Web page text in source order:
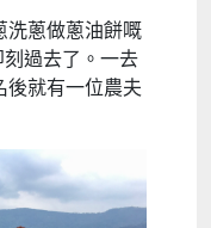
洗蔥做蔥油餅嘅
過去了。一去
後就有一位農夫